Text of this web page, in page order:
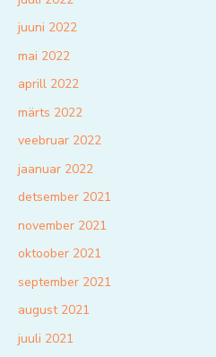
juuni 2022
mai 2022
aprill 2022
märts 2022
veebruar 2022
jaanuar 2022
detsember 2021
november 2021
oktoober 2021
september 2021
august 2021
juuli 2021